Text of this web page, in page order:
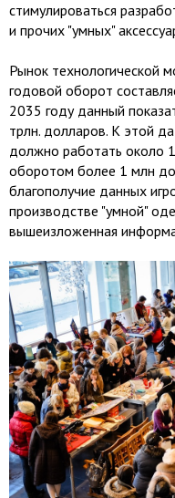
стимулироваться
и прочих "умных"
Рынок технологической
годовой оборот
2035 году данный
трлн. долларов. К этой
должно работать около
оборотом более 1 млн
благополучие данных
производстве "умной"
вышеизложенная